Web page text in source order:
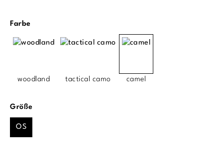
Farbeauswählen
woodland tactical camo camel
Größeauswählen
OS